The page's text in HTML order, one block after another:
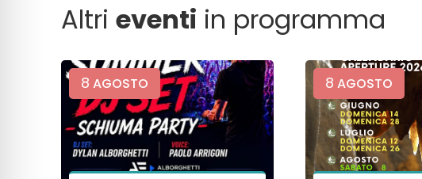
Altrieventi in programma
8 AGOSTO 8 AGOSTO